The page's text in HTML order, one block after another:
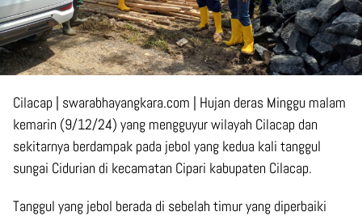
Cilacap | swarabhayangkara.com | Hujan deras Minggu malam
kemarin (9/12/24) yang mengguyur wilayah Cilacap dan
sekitarnya berdampak pada jebol yang kedua kali tanggul
sungai Cidurian di kecamatan Cipari kabupaten Cilacap.
Tanggul yang jebol berada di sebelah timur yang diperbaiki